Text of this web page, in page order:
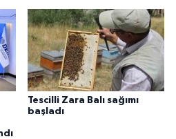
Tescilli Zara Balı sağımı
başladı